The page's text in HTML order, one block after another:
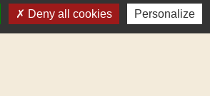
Deny all cookies Personalize